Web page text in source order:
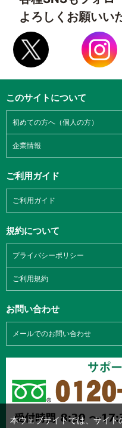
よろしくお願いい
このサイトについて
初めての方へ（個人の方）
企業情報
ご利用ガイド
ご利用ガイド
規約について
プライバシーポリシー
ご利用規約
お問い合わせ
メールでのお問い合わせ
本ウェブサイトでは、サイト